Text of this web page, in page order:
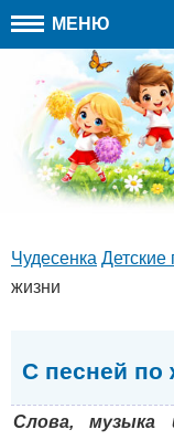
МЕНЮ
Чудесенка Детские
жизни
С песней по
Слова, музыка